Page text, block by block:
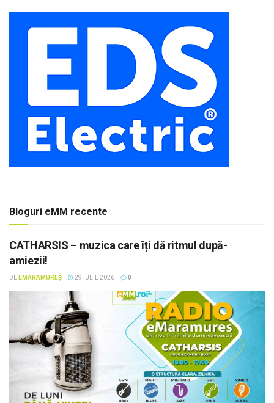
Bloguri eMM recente
CATHARSIS – muzica care îți dă ritmul după-
amiezii!
DE EMARAMUREȘ 29 IULIE 2026 0